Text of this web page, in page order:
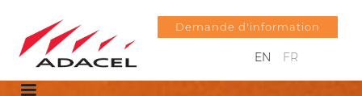
EN FR
Demande d'information